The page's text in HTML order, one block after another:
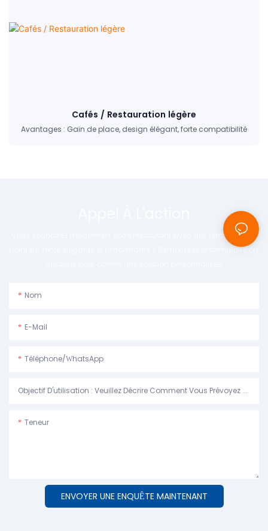
Cafés / Restauration légère
Avantages : Gain de place, design élégant, forte compatibilité
Vous souhaitez moderniser votre restaurant avec des terminaux de
point de vente élégants et performants ? Remplissez le formulaire ci-
Nom
E-Mail
Téléphone/WhatsApp
Objectif D'utilisation : Veuillez Décrire Comment Vous Prévoyez D'utiliser La Machine.
Teneur
ENVOYER UNE ENQUÊTE MAINTENANT